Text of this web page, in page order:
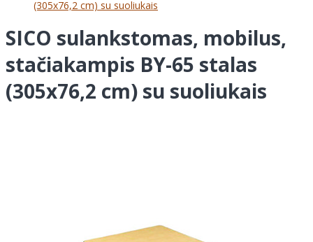
(305x76,2 cm) su suoliukais
SICO sulankstomas, mobilus,
stačiakampis BY-65 stalas
(305x76,2 cm) su suoliukais